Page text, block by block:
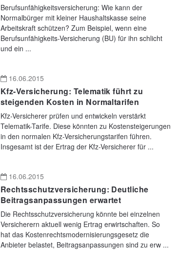
Berufsunfähigkeitsversicherung: Wie kann der
Normalbürger mit kleiner Haushaltskasse seine
Arbeitskraft schützen? Zum Beispiel, wenn eine
Berufsunfähigkeits-Versicherung (BU) für ihn schlicht
und ein ...
16.06.2015
Kfz-Versicherung: Telematik führt zu
steigenden Kosten in Normaltarifen
Kfz-Versicherer prüfen und entwickeln verstärkt
Telematik-Tarife. Diese könnten zu Kostensteigerungen
in den normalen Kfz-Versicherungstarifen führen.
Insgesamt ist der Ertrag der Kfz-Versicherer für ...
16.06.2015
Rechtsschutzversicherung: Deutliche
Beitragsanpassungen erwartet
Die Rechtsschutzversicherung könnte bei einzelnen
Versicherern aktuell wenig Ertrag erwirtschaften. So
hat das Kostenrechtsmodernisierungsgesetz die
Anbieter belastet, Beitragsanpassungen sind zu erw ...